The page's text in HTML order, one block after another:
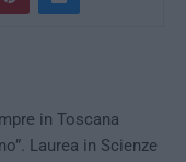
in Toscana
Laurea in Scienze